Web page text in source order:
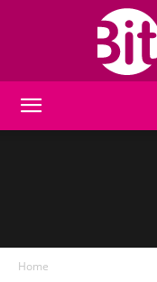
Home